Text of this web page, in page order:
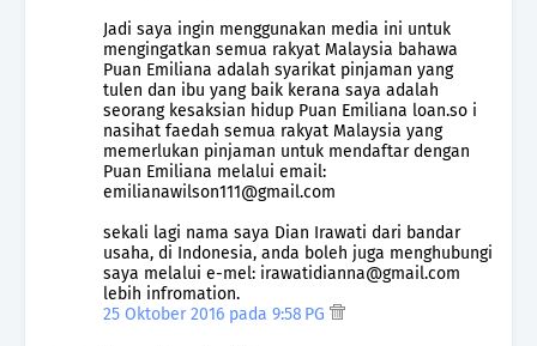
Jadi saya ingin menggunakan media ini untuk
mengingatkan semua rakyat Malaysia bahawa
Puan Emiliana adalah syarikat pinjaman yang
tulen dan ibu yang baik kerana saya adalah
seorang kesaksian hidup Puan Emiliana loan.so i
nasihat faedah semua rakyat Malaysia yang
memerlukan pinjaman untuk mendaftar dengan
Puan Emiliana melalui email:
emilianawilson111@gmail.com
sekali lagi nama saya Dian Irawati dari bandar
usaha, di Indonesia, anda boleh juga menghubungi
saya melalui e-mel: irawatidianna@gmail.com
lebih infromation.
25 Oktober 2016 pada 9:58 PG